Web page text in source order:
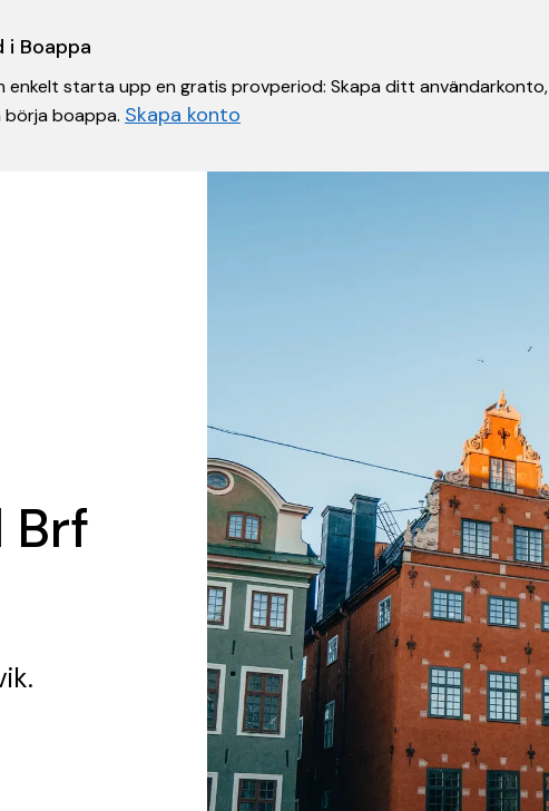
i Boappa
enkelt starta upp en gratis provperiod: Skapa ditt
börja boappa. Skapa konto
Brf